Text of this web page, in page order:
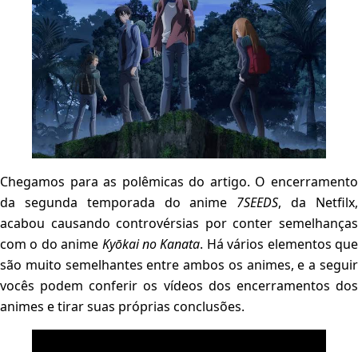
Chegamos para as polêmicas do artigo. O encerramento
da segunda temporada do anime 7SEEDS, da Netfilx,
acabou causando controvérsias por conter semelhanças
com o do anime Kyōkai no Kanata. Há vários elementos que
são muito semelhantes entre ambos os animes, e a seguir
vocês podem conferir os vídeos dos encerramentos dos
animes e tirar suas próprias conclusões.